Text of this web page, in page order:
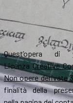
Quest’opera di
LicenzaCreative
Non opere derivate
finalità della